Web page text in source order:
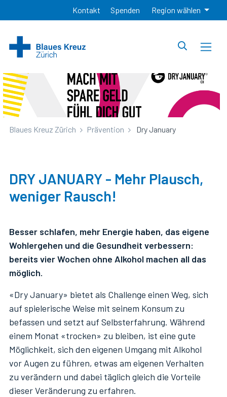
Kontakt Spenden Region wählen
Blaues Kreuz Zürich Prävention Dry January
DRY JANUARY - Mehr Plausch,
weniger Rausch!
Besser schlafen, mehr Energie haben, das eigene
Wohlergehen und die Gesundheit verbessern:
bereits vier Wochen ohne Alkohol machen all das
möglich.
«Dry January» bietet als Challenge einen Weg, sich
auf spielerische Weise mit seinem Konsum zu
befassen und setzt auf Selbsterfahrung. Während
einem Monat «trocken» zu bleiben, ist eine gute
Möglichkeit, sich den eigenen Umgang mit Alkohol
vor Augen zu führen, etwas am eigenen Verhalten
zu verändern und dabei täglich gleich die Vorteile
dieser Veränderung zu erfahren.